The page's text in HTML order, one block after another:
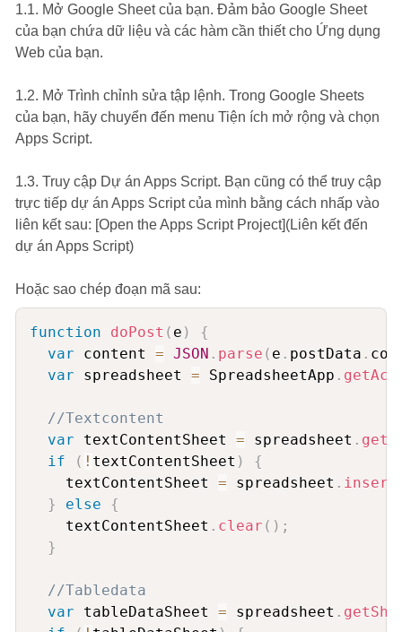
1.1. Mở Google Sheet của bạn. Đảm bảo Google Sheet
của bạn chứa dữ liệu và các hàm cần thiết cho Ứng dụng
Web của bạn.
1.2. Mở Trình chỉnh sửa tập lệnh. Trong Google Sheets
của bạn, hãy chuyển đến menu Tiện ích mở rộng và chọn
Apps Script.
1.3. Truy cập Dự án Apps Script. Bạn cũng có thể truy cập
trực tiếp dự án Apps Script của mình bằng cách nhấp vào
liên kết sau: [Open the Apps Script Project](Liên kết đến
dự án Apps Script)
Hoặc sao chép đoạn mã sau:
function doPost ( e )
{
var content = JSON . parse ( e . postData .
var spreadsheet = SpreadsheetApp .
//Textcontent
var textContentSheet = spreadsheet .
if
( ! textContentSheet )
{
    textContentSheet
= spreadsheet .
}
else
{
    textContentSheet
. clear ( ) ;
}
//Tabledata
var tableDataSheet = spreadsheet .